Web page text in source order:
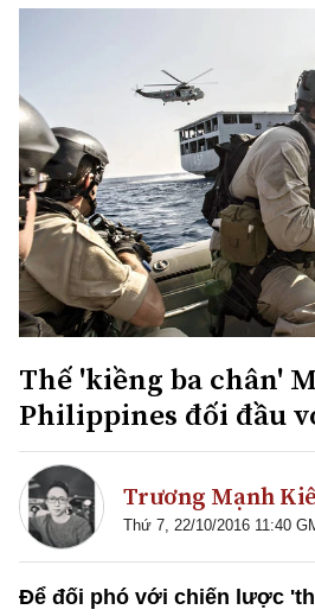
Thế 'kiềng ba chân'
Philippines đối đầu
Trương Mạnh
Thứ 7, 22/10/2016 11:40
Để đối phó với chiến lược